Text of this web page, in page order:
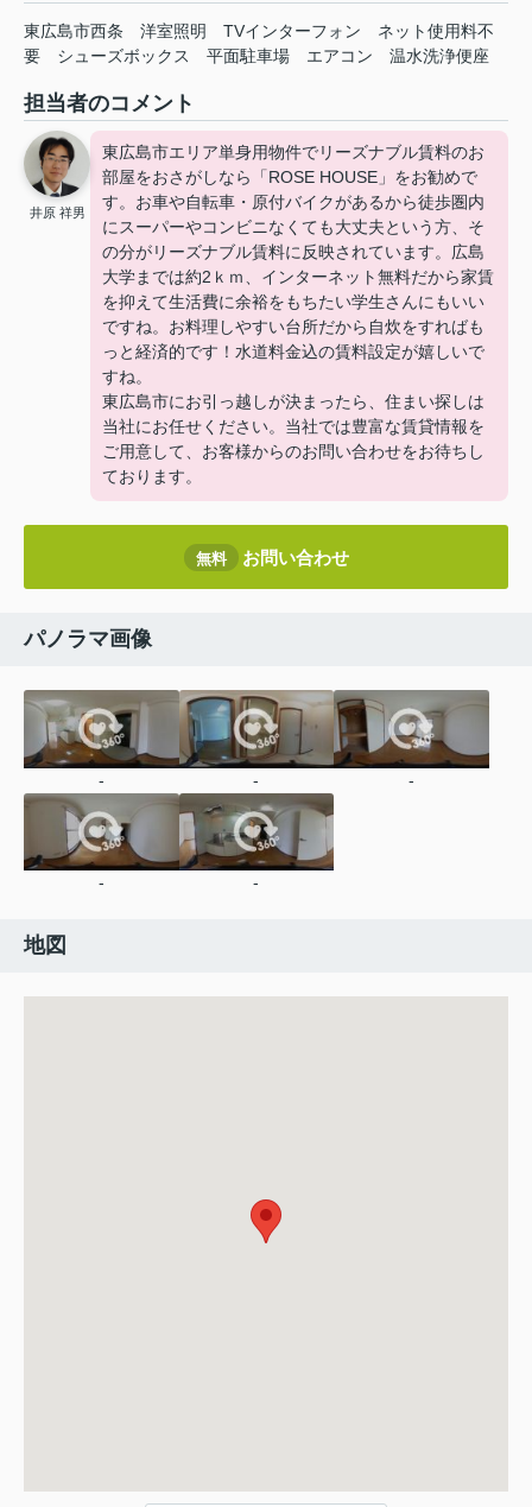
東広島市西条 洋室照明 TVインターフォン
ネット使用料不
要
シューズボックス 平面駐車場 エアコン 温水洗浄便座
担当者のコメント
井原 祥男
東広島市エリア単身用物件でリーズナブル賃料のお
部屋をおさがしなら「ROSE HOUSE」をお勧めで
す。お車や自転車・原付バイクがあるから徒歩圏内
にスーパーやコンビニなくても大丈夫という方、そ
の分がリーズナブル賃料に反映されています。広島
大学までは約2ｋｍ、インターネット無料だから家賃
を抑えて生活費に余裕をもちたい学生さんにもいい
ですね。お料理しやすい台所だから自炊をすればも
っと経済的です！水道料金込の賃料設定が嬉しいで
すね。
東広島市にお引っ越しが決まったら、住まい探しは
当社にお任せください。当社では豊富な賃貸情報を
ご用意して、お客様からのお問い合わせをお待ちし
ております。
無料 お問い合わせ
パノラマ画像
- - -
- -
地図